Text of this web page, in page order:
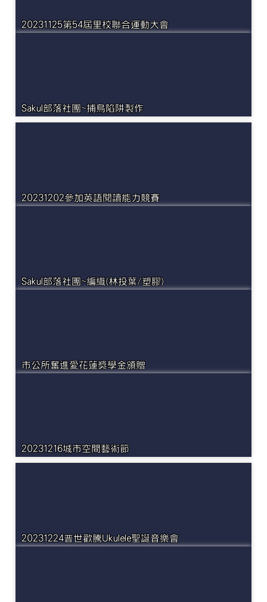
20231125第54屆里校聯合運動大會
Sakul部落社團~捕鳥陷阱製作
20231202參加英語閱讀能力競賽
Sakul部落社團~編織(林投葉/塑膠)
市公所奮進愛花蓮獎學金頒贈
20231216城市空間藝術節
20231224普世歡騰Ukulele聖誕音樂會